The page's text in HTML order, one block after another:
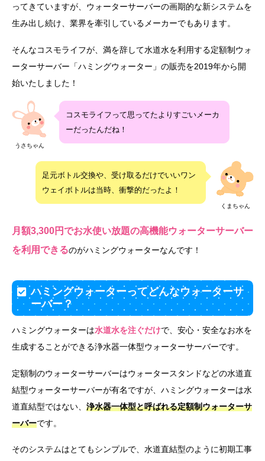
ってきていますが、ウォーターサーバーの画期的な新システムを
生み出し続け、業界を牽引しているメーカーでもあります。
そんなコスモライフが、満を辞して水道水を利用する定額制ウォ
ーターサーバー「ハミングウォーター」の販売を2019年から開
始いたしました！
うさちゃん
コスモライフって思ってたよりすごいメーカ
ーだったんだね！
くまちゃん
足元ボトル交換や、受け取るだけでいいワン
ウェイボトルは当時、衝撃的だったよ！
月額3,300円でお水使い放題の高機能ウォーターサーバー
を利用できるのがハミングウォーターなんです！
ハミングウォーターってどんなウォーターサ
ーバー？
ハミングウォーターは水道水を注ぐだけで、安心・安全なお水を
生成することができる浄水器一体型ウォーターサーバーです。
定額制のウォーターサーバーはウォータースタンドなどの水道直
結型ウォーターサーバーが有名ですが、ハミングウォーターは水
道直結型ではない、 浄水器一体型と呼ばれる定額制ウォーターサ
ーバーです。
そのシステムはとてもシンプルで、水道直結型のように初期工事